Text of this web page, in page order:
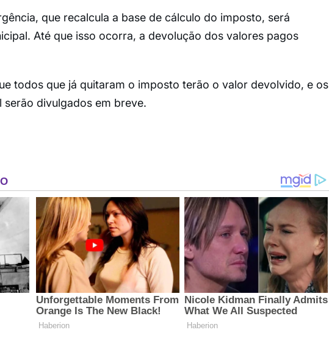
que recalcula a base de cálculo do imposto, será
Até que isso ocorra, a devolução dos valores pagos
todos que já quitaram o imposto terão o valor devolvido, e os
divulgados em breve.